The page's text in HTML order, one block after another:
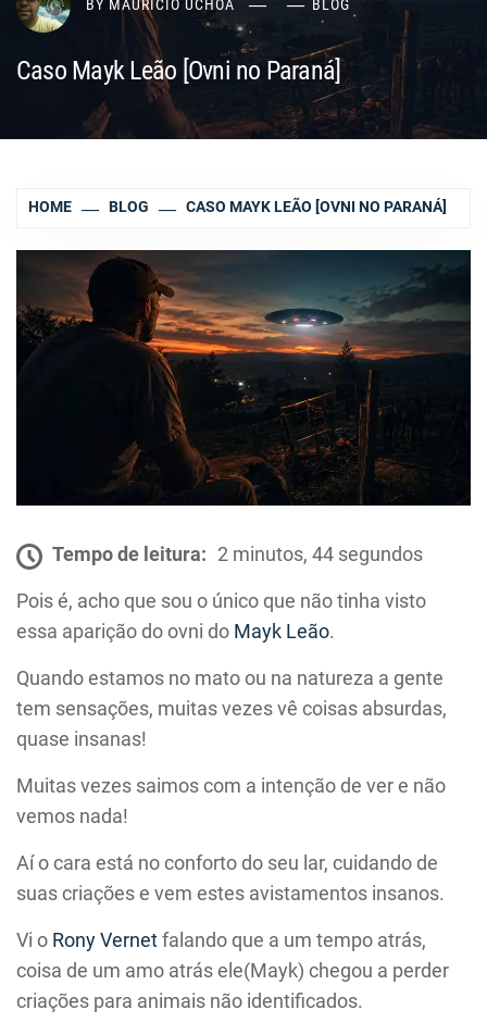
BY MAURÍCIO UCHÔA BLOG
Caso Mayk Leão [Ovni no Paraná]
HOME BLOG CASO MAYK LEÃO [OVNI NO PARANÁ]
Tempo de leitura: 2 minutos, 44 segundos
Pois é, acho que sou o único que não tinha visto
essa aparição do ovni do Mayk Leão.
Quando estamos no mato ou na natureza a gente
tem sensações, muitas vezes vê coisas absurdas,
quase insanas!
Muitas vezes saimos com a intenção de ver e não
vemos nada!
Aí o cara está no conforto do seu lar, cuidando de
suas criações e vem estes avistamentos insanos.
Vi o Rony Vernetfalando que a um tempo atrás,
coisa de um amo atrás ele(Mayk) chegou a perder
criações para animais não identificados.